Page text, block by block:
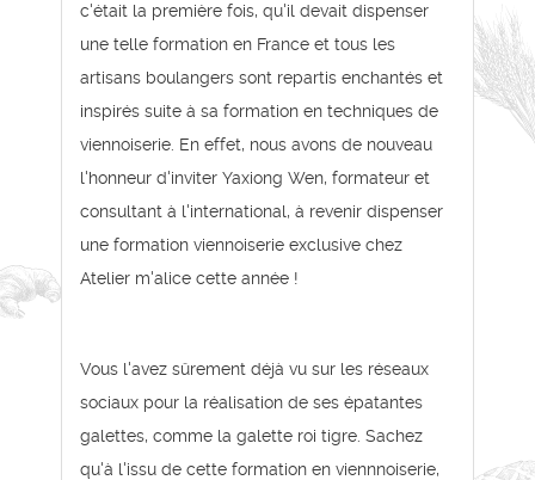
c'était la première fois, qu'il devait dispenser
une telle formation en France et tous les
artisans boulangers sont repartis enchantés et
inspirés suite à sa formation en techniques de
viennoiserie. En effet, nous avons de nouveau
l'honneur d'inviter Yaxiong Wen, formateur et
consultant à l'international, à revenir dispenser
une formation viennoiserie exclusive chez
Atelier m'alice cette année !
Vous l'avez sûrement déjà vu sur les réseaux
sociaux pour la réalisation de ses épatantes
galettes, comme la galette roi tigre. Sachez
qu'à l'issu de cette formation en viennnoiserie,